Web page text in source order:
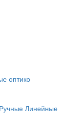
оптико-
Ручные Линейные